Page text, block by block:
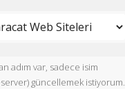
adım var, sadece isim
güncellemek istiyorum.